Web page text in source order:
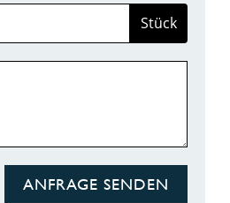
Stück
ANFRAGE SENDEN